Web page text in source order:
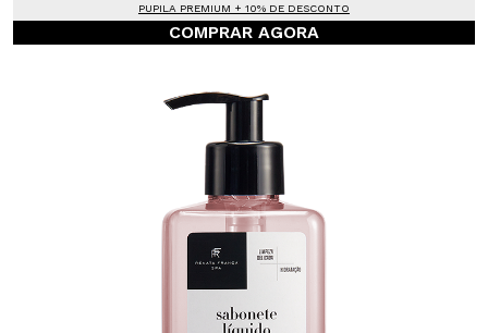
PUPILA PREMIUM + 10% DE DESCONTO
COMPRAR AGORA